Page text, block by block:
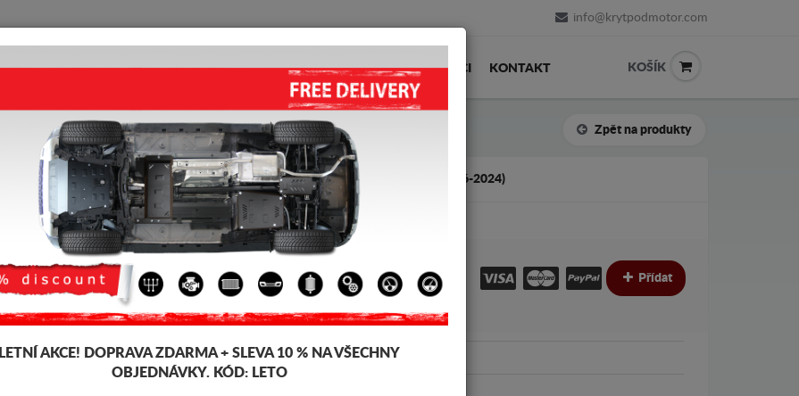
info@krytpodmotor.com
KRYT POD MOTOR HOME DOPRAVA FEEDBACK PRODEJCI KONTAKT KOŠÍK
Zpět na produkty
KRYT POD MOTOR MINI CLUBMAN (2016-2024)
Kód výrobku: 03.023
185€ Přídat
Značka Mini
LETNÍ AKCE! DOPRAVA ZDARMA + SLEVA 10 % NA VŠECHNY
OBJEDNÁVKY. KÓD: LETO